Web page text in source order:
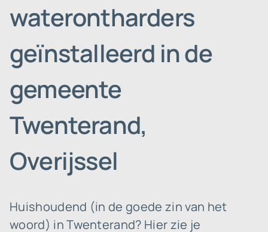
waterontharders
geïnstalleerd in de
gemeente
Twenterand,
Overijssel
Huishoudend (in de goede zin van het
woord) in Twenterand? Hier zie je